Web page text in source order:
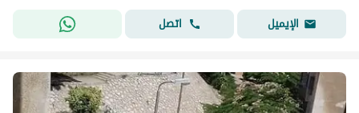
الإيميل
اتصل